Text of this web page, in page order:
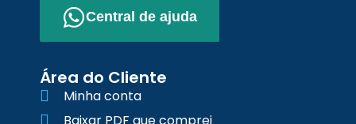
Central de ajuda
Área do Cliente
Minha conta
Baixar PDF que comprei